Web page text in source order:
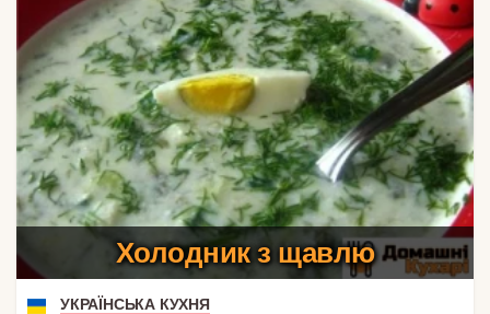
Холодник з щавлю
УКРАЇНСЬКА КУХНЯ